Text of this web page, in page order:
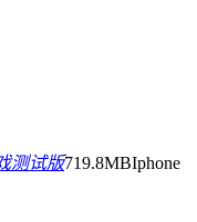
测试版719.8MBIphone